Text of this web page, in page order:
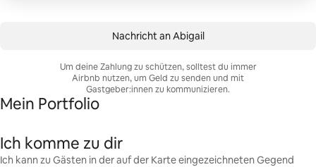
Nachricht an Abigail
Um deine Zahlung zu schützen, solltest du immer
Airbnb nutzen, um Geld zu senden und mit
Gastgeber:innen zu kommunizieren.
Mein Portfolio
Ich komme zu dir
Ich kann zu Gästen in der auf der Karte eingezeichneten Gegend